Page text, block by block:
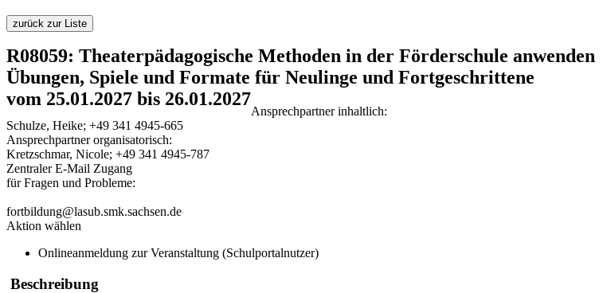
zurück zur Liste
R08059: Theaterpädagogische Methoden in der Förderschule anwenden
Übungen, Spiele und Formate für Neulinge und Fortgeschrittene
vom 25.01.2027 bis 26.01.2027
Ansprechpartner inhaltlich:
Schulze, Heike; +49 341 4945-665
Ansprechpartner organisatorisch:
Kretzschmar, Nicole; +49 341 4945-787
Zentraler E-Mail Zugang
für Fragen und Probleme:
fortbildung@lasub.smk.sachsen.de
Aktion wählen
Onlineanmeldung zur Veranstaltung (Schulportalnutzer)
Beschreibung